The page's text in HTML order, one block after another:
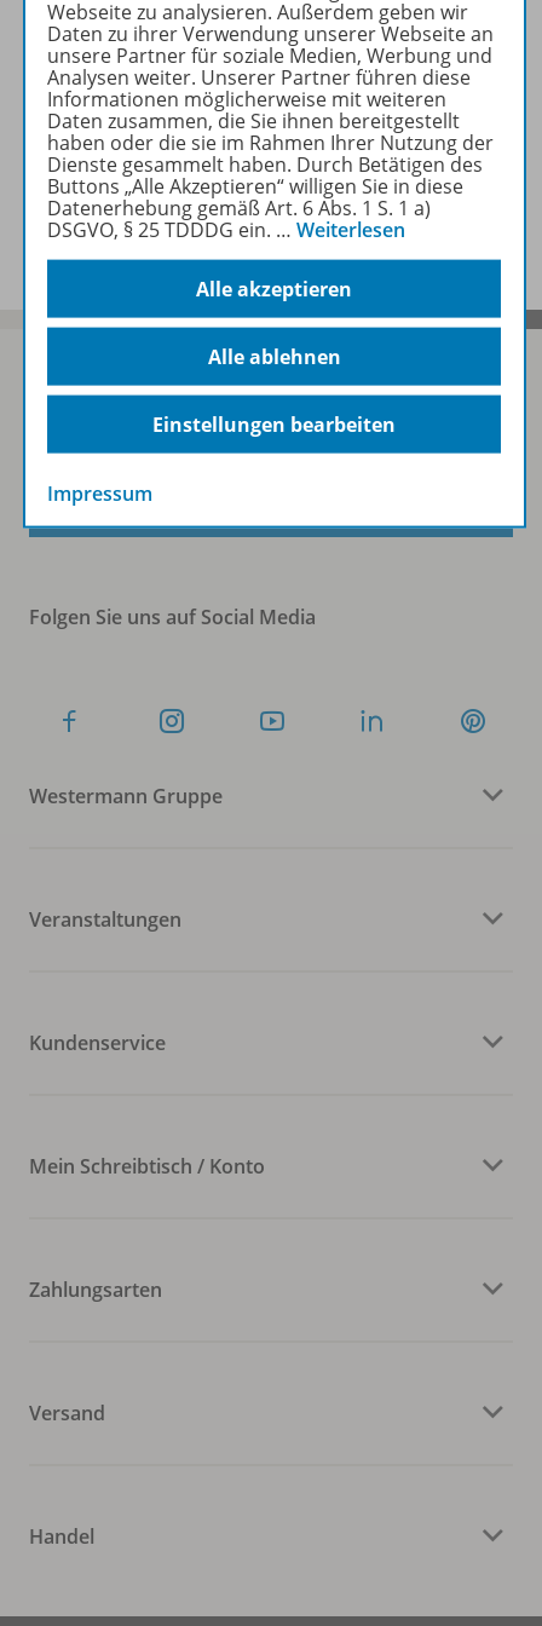
Zugehörige Produkte
Video
Benachrichtigungs-Service
Sofort profitieren
Zum Newsletter anmelden
Folgen Sie uns auf Social Media
Westermann Gruppe
Veranstaltungen
Kundenservice
Mein Schreibtisch / Konto
Zahlungsarten
Versand
Handel
Webseite zu analysieren. Außerdem geben wir
Daten zu ihrer Verwendung unserer Webseite an
unsere Partner für soziale Medien, Werbung und
Analysen weiter. Unserer Partner führen diese
Informationen möglicherweise mit weiteren
Daten zusammen, die Sie ihnen bereitgestellt
haben oder die sie im Rahmen Ihrer Nutzung der
Dienste gesammelt haben. Durch Betätigen des
Buttons „Alle Akzeptieren“ willigen Sie in diese
Datenerhebung gemäß Art. 6 Abs. 1 S. 1 a)
DSGVO, § 25 TDDDG ein. … Weiterlesen
Alle akzeptieren
Alle ablehnen
Einstellungen bearbeiten
Impressum